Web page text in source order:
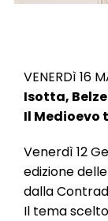
VENERDì 16
Isotta,
Il
Venerdì 12
edizione
dalla
Il tema